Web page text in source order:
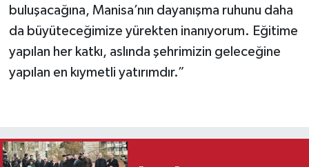
buluşacağına, Manisa’nın dayanışma ruhunu daha
da büyüteceğimize yürekten inanıyorum. Eğitime
yapılan her katkı, aslında şehrimizin geleceğine
yapılan en kıymetli yatırımdır.”